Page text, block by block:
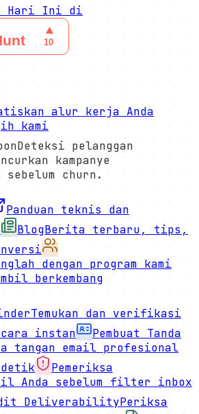
Hari Ini di
alur kerja Anda
kami
Deteksi pelanggan
kampanye
sebelum churn.
Panduan teknis dan
BlogBerita terbaru, tips,
dengan program kami
berkembang
Temukan dan verifikasi
instan
Pembuat Tanda
tangan email profesional
detik
Pemeriksa
Anda sebelum filter inbox
DeliverabilityPeriksa